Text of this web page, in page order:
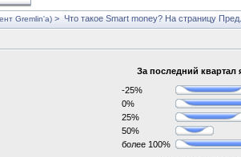
Gremlin'a) > Что такое Smart money? На страницу Пред.
За последний квартал
-25%
0%
25%
50%
более 100%